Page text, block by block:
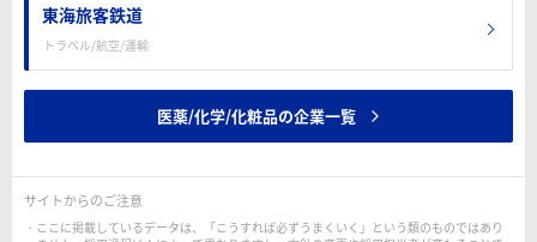
東海旅客鉄道
トラベル/航空/運輸
医薬/化学/化粧品の企業一覧
サイトからのご注意
ここに掲載しているデータは、「こうすれば必ずうまくいく」という類のものではあり